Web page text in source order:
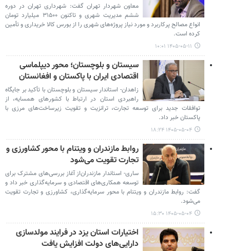
معاون شهردار تهران گفت: شهرداری تهران در دوره
ششم مدیریت شهری و تاکنون ۳۱۵۰۰ میلیارد تومان
انواع مصالح پرکاربرد و مورد نیاز پروژه‌های شهری را از بورس کالا خریداری و تأمین
کرده است.
۱۴۰۵-۰۵-۱۱ ۱۰:۰۱
سیستان و بلوچستان؛ محور دیپلماسی
اقتصادی ایران با پاکستان و افغانستان
زاهدان- استاندار سیستان و بلوچستان با تأکید بر جایگاه
راهبردی استان در ارتباط با کشورهای همسایه، از
توافقات جدید برای توسعه تجارت، ترانزیت و تقویت زیرساخت‌های مرزی با
پاکستان خبر داد.
۱۴۰۵-۰۵-۰۴ ۱۸:۲۴
روابط مازندران و ویتنام با محور کشاورزی و
تجارت تقویت می‌شود
ساری- استاندار مازندران‌از آغاز بررسی‌های مشترک برای
توسعه همکاری‌های اقتصادی و سرمایه‌گذاری خبر داد و
گفت: روابط مازندران و ویتنام با محور سرمایه‌گذاری، کشاورزی و تجارت تقویت
می‌شود.
۱۴۰۵-۰۵-۰۴ ۱۵:۳۰
اختیارات استان یزد در فرایند مولدسازی
دارایی‌های دولت افزایش یافت